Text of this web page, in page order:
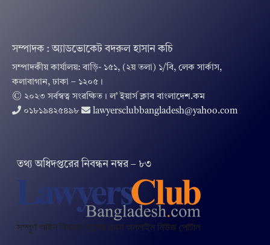
সম্পাদক : অ্যাডভোকেট বদরুল হাসান কচি
সম্পাদকীয় কার্যালয়: বাড়ি- ১৫১, (২য় তলা) ১/বি, লেক সার্কাস,
কলাবাগান, ঢাকা – ১২০৫।
© ২০২৩ সর্বস্বত্ব সংরক্ষিত । ল’ ইয়ার্স ক্লাব বাংলাদেশ.কম
০১৮১৯৪২৫৪৯৮
lawyersclubbangladesh@yahoo.com
তথ‌্য অ‌ধিদপ্ত‌রের নিবন্ধন নম্বর – ৮৩